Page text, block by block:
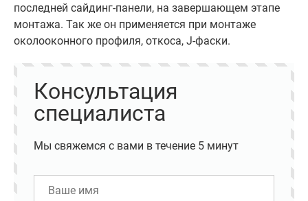
последней сайдинг-панели, на завершающем этапе
монтажа. Так же он применяется при монтаже
околооконного профиля, откоса, J-фаски.
Консультация
специалиста
Мы свяжемся с вами в течение 5 минут